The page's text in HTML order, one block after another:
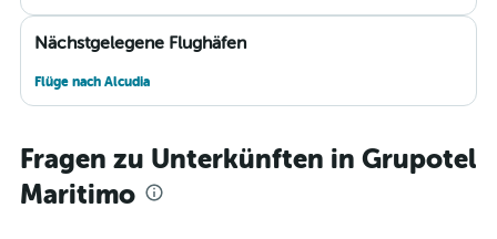
Nächstgelegene Flughäfen
Flüge nach Alcudia
Fragen zu Unterkünften in Grupotel
Maritimo